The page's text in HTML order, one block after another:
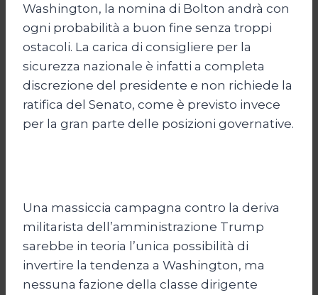
Washington, la nomina di Bolton andrà con
ogni probabilità a buon fine senza troppi
ostacoli. La carica di consigliere per la
sicurezza nazionale è infatti a completa
discrezione del presidente e non richiede la
ratifica del Senato, come è previsto invece
per la gran parte delle posizioni governative.
Una massiccia campagna contro la deriva
militarista dell’amministrazione Trump
sarebbe in teoria l’unica possibilità di
invertire la tendenza a Washington, ma
nessuna fazione della classe dirigente